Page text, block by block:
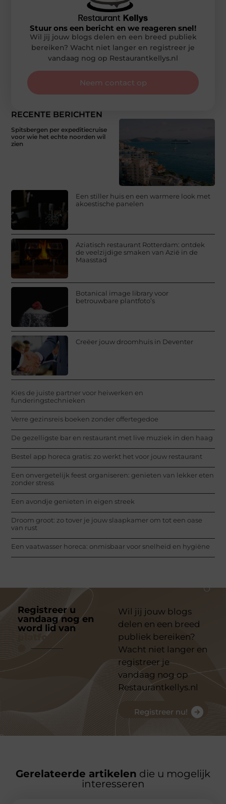
RECENTE BERICHTEN
Spitsbergen per expeditiecruise
voor wie het echte noorden wil
zien
Een stiller huis en een warmere look met
akoestische panelen
Aziatisch restaurant Rotterdam: ontdek
de veelzijdige smaken van Azië in de
Maasstad
Botanical image library voor
betrouwbare plantfoto’s
Creëer jouw droomhuis in Deventer
Kies de juiste partner voor heiwerken en
funderingstechnieken
Verre gezinsreis boeken zonder offertegedoe
De gezelligste bar en restaurant met live muziek in den haag
Bestel app horeca gratis: zo werkt het voor jouw restaurant
Een onvergetelijk feest organiseren: genieten van lekker eten
zonder stress
Een avondje genieten in eigen streek
Droom groot: zo tover je jouw slaapkamer om tot een oase
van rust
Een vaatwasser horeca: onmisbaar voor snelheid en hygiëne
Stuur ons een bericht en we reageren snel!
Wil jij jouw blogs delen en een breed publiek
bereiken? Wacht niet langer en registreer je
vandaag nog op Restaurantkellys.nl
Neem contact op
Registreer u
vandaag nog en
word lid van
platform
Wil jij jouw blogs
delen en een breed
publiek bereiken?
Wacht niet langer en
registreer je
vandaag nog op
Restaurantkellys.nl
Registreer nu!
Gerelateerde artikelen die u mogelijk
interesseren